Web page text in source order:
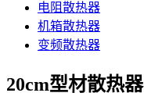
电阻散热器
机箱散热器
变频散热器
20cm型材散热器